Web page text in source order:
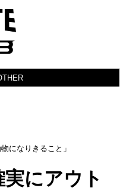
になりきること」
にアウト